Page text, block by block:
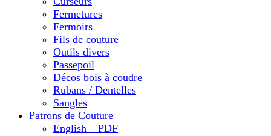
Fermetures
Fermoirs
Fils de couture
Outils divers
Passepoil
Décos bois à coudre
Rubans / Dentelles
Sangles
Patrons de Couture
English – PDF